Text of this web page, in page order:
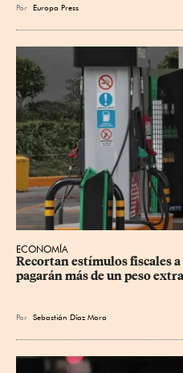
Por Europa Press
ECONOMÍA
Recortan estímulos fiscales
pagarán más de un peso
Por Sebastián Díaz Mora